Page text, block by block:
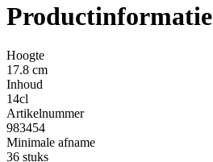
Productinformatie
Hoogte
17.8 cm
Inhoud
14cl
Artikelnummer
983454
Minimale afname
36 stuks